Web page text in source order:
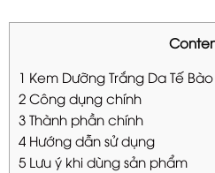
1 Kem Dưỡng Trắng Da Tế
2 Công dụng chính
3 Thành phần chính
4 Hướng dẫn sử dụng
5 Lưu ý khi dùng sản phẩm